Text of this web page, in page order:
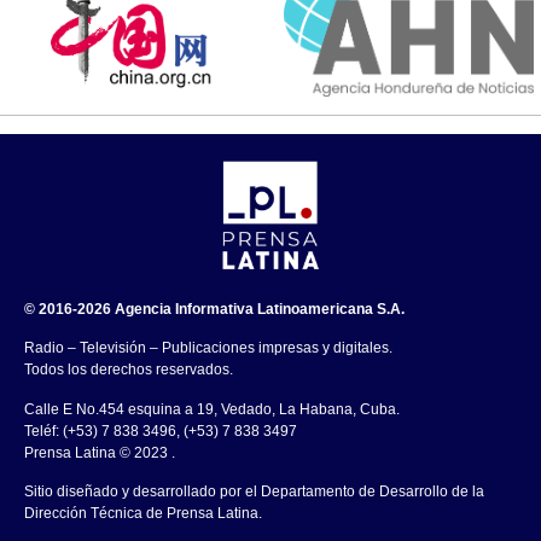
© 2016-2026 Agencia Informativa Latinoamericana S.A.
Radio – Televisión – Publicaciones impresas y digitales.
Todos los derechos reservados.
Calle E No.454 esquina a 19, Vedado, La Habana, Cuba.
Teléf: (+53) 7 838 3496, (+53) 7 838 3497
Prensa Latina © 2023 .
Sitio diseñado y desarrollado por el Departamento de Desarrollo de la
Dirección Técnica de Prensa Latina.